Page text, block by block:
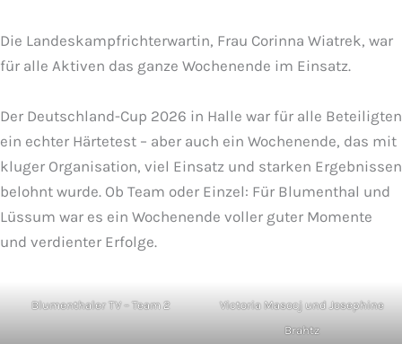
Die Landeskampfrichterwartin, Frau Corinna Wiatrek, war
für alle Aktiven das ganze Wochenende im Einsatz.
Der Deutschland-Cup 2026 in Halle war für alle Beteiligten
ein echter Härtetest – aber auch ein Wochenende, das mit
kluger Organisation, viel Einsatz und starken Ergebnissen
belohnt wurde. Ob Team oder Einzel: Für Blumenthal und
Lüssum war es ein Wochenende voller guter Momente
und verdienter Erfolge.
Blumenthaler TV – Team 2
Victoria Masocj und Josephine
Brahtz